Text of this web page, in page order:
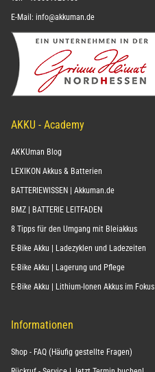
E-Mail: info@akkuman.de
AKKU - Academy
AKKUman Blog
LEXIKON Akkus & Batterien
BATTERIEWISSEN | Akkuman.de
BMZ | BATTERIE LEITFADEN
8 Tipps für den Umgang mit Bleiakkus
E-Bike Akku | Ladezyklen und Ladezeiten
E-Bike Akku | Lagerung und Pflege
E-Bike Akku | Lithium-Ionen Akkus im Fokus
Informationen
Shop - FAQ (Häufig gestellte Fragen)